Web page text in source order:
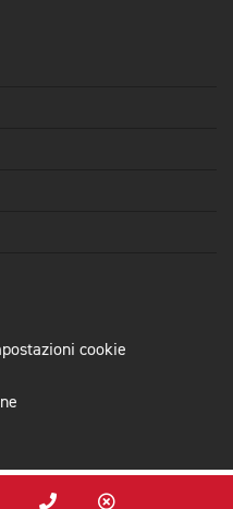
cookie